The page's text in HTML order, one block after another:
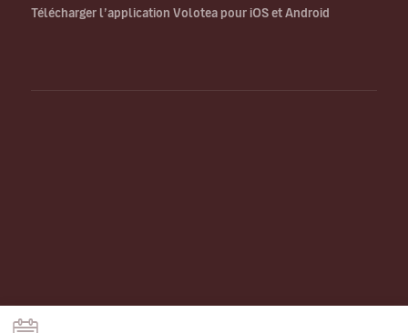
Télécharger l’application Volotea pour iOS et Android